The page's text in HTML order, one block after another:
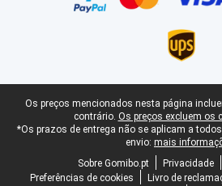
Rodapé legal
Os preços mencionados nesta página
contrário. Os preços excluem os
*Os prazos de entrega não se aplicam a
envio: mais
Sobre Gomibo.pt
Privacidade
Preferências de cookies
Livro de